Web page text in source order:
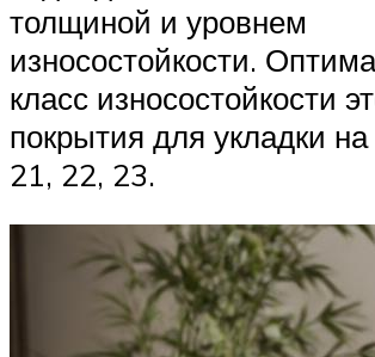
толщиной и уровнем
износостойкости.
класс износостойкости
покрытия для укладки
21, 22, 23.